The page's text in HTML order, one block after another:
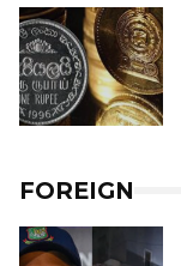
FOREIGN